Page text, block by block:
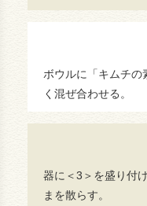
ボウルに「キムチの
く混ぜ合わせる。
器に＜3＞を盛り付
まを散らす。